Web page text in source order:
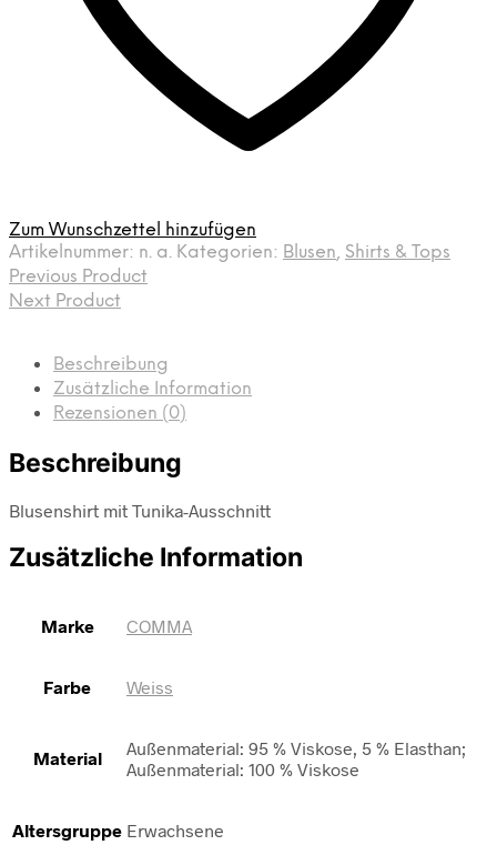
Zum Wunschzettel hinzufügen
Artikelnummer: n. a. Kategorien: Blusen, Shirts & Tops
Previous Product
Next Product
Beschreibung
Zusätzliche Information
Rezensionen (0)
Beschreibung
Blusenshirt mit Tunika-Ausschnitt
Zusätzliche Information
Marke COMMA
Farbe Weiss
Material
Außenmaterial: 95 % Viskose, 5 % Elasthan;
Außenmaterial: 100 % Viskose
Altersgruppe Erwachsene